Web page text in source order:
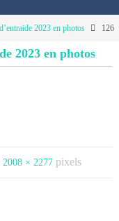
2023 en photos 126
2023 en photos
2008 × 2277 pixels